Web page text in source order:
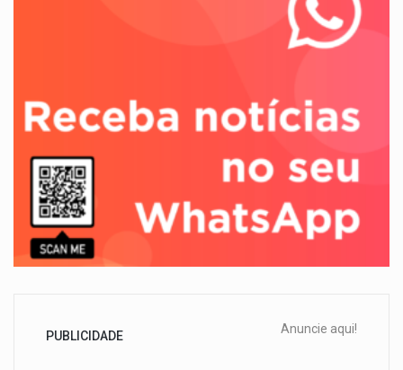
PUBLICIDADE Anuncie aqui!